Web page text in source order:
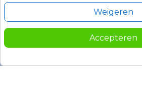
Weigeren
Accepteren